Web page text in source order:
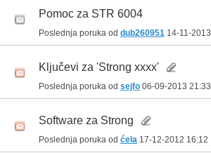
Pomoc za STR 6004
Poslednja poruka od dub260951 14-11-2013
Ključevi za 'Strong xxxx'
Poslednja poruka od sejfo 06-09-2013 21:33
Software za Strong
Poslednja poruka od ćela 17-12-2012 16:12